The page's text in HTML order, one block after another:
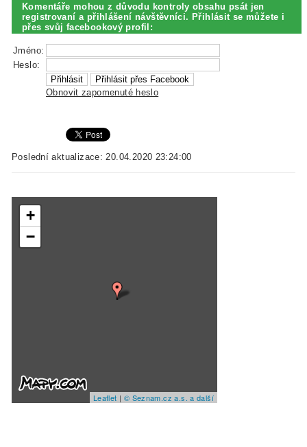
Komentáře mohou z důvodu kontroly obsahu psát jen
registrovaní a přihlášení návštěvníci. Přihlásit se můžete i
přes svůj facebookový profil:
Jméno:
Heslo:
Obnovit zapomenuté heslo
Poslední aktualizace: 20.04.2020 23:24:00
+
−
Leaflet | © Seznam.cz a.s. a další